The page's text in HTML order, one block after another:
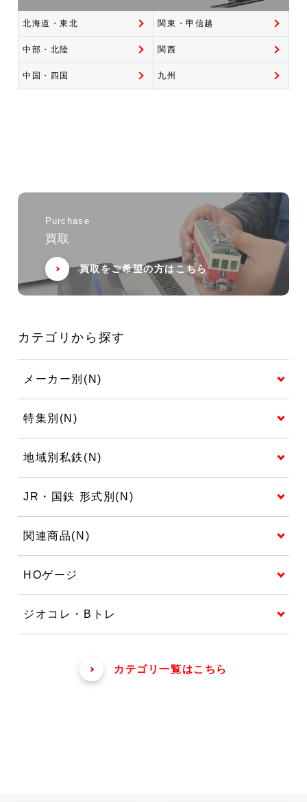
北海道・東北 関東・甲信越
中部・北陸 関西
中国・四国 九州
Purchase
買取
買取をご希望の方はこちら
カテゴリから探す
メーカー別(N)
特集別(N)
地域別私鉄(N)
JR・国鉄 形式別(N)
関連商品(N)
HOゲージ
ジオコレ・Bトレ
カテゴリ一覧はこちら